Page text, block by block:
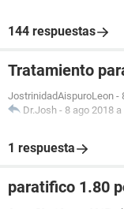
144 respuestas
Tratamiento
JostrinidadAispuroLeon -
Dr.Josh - 8 ago 2018
1 respuesta
paratifico 1.80